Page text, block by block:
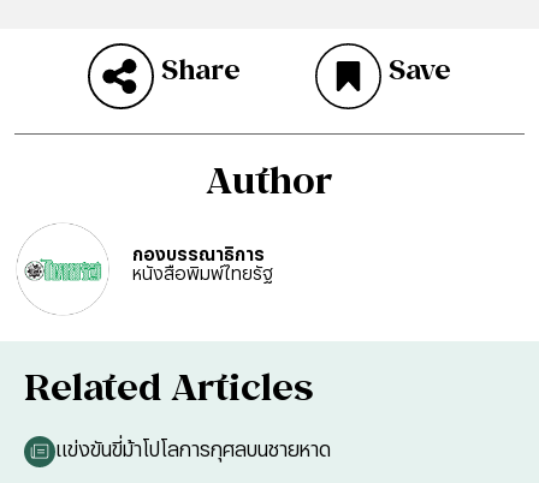
Share Save
Author
กองบรรณาธิการ
หนังสือพิมพ์ไทยรัฐ
Related Articles
แข่งขันขี่ม้าโปโลการกุศลบนชายหาด